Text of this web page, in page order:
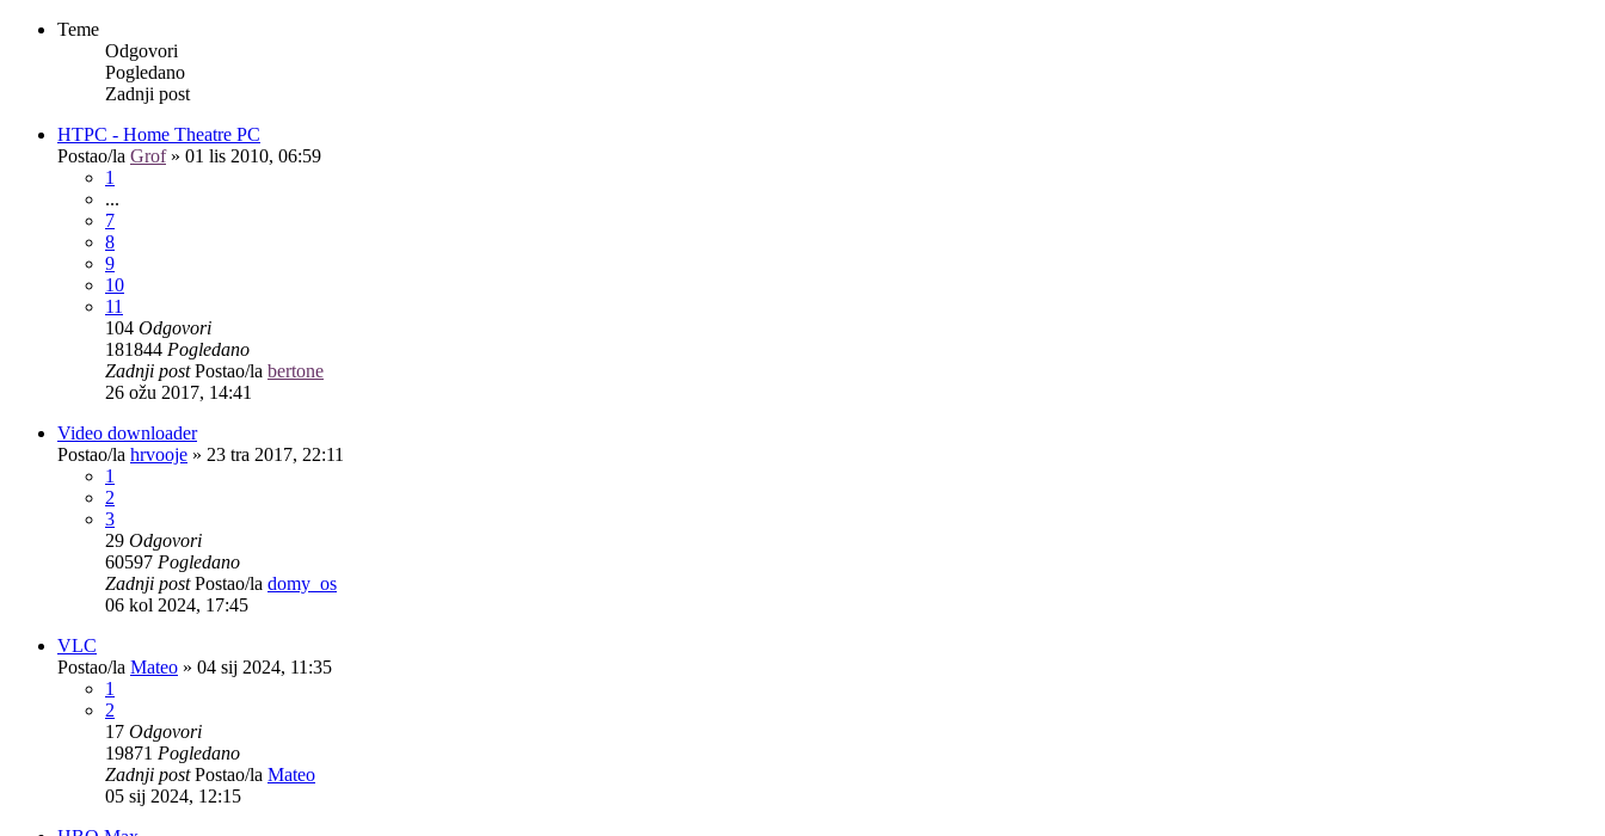
Teme
Odgovori
Pogledano
Zadnji post
HTPC - Home Theatre PC
Postao/la Grof» 01 lis 2010, 06:59
1
...
7
8
9
10
11
104 Odgovori
181844 Pogledano
Zadnji postPostao/la bertone
26 ožu 2017, 14:41
Video downloader
Postao/la hrvooje » 23 tra 2017, 22:11
1
2
3
29 Odgovori
60597 Pogledano
Zadnji postPostao/la domy_os
06 kol 2024, 17:45
VLC
Postao/la Mateo » 04 sij 2024, 11:35
1
2
17 Odgovori
19871 Pogledano
Zadnji postPostao/la Mateo
05 sij 2024, 12:15